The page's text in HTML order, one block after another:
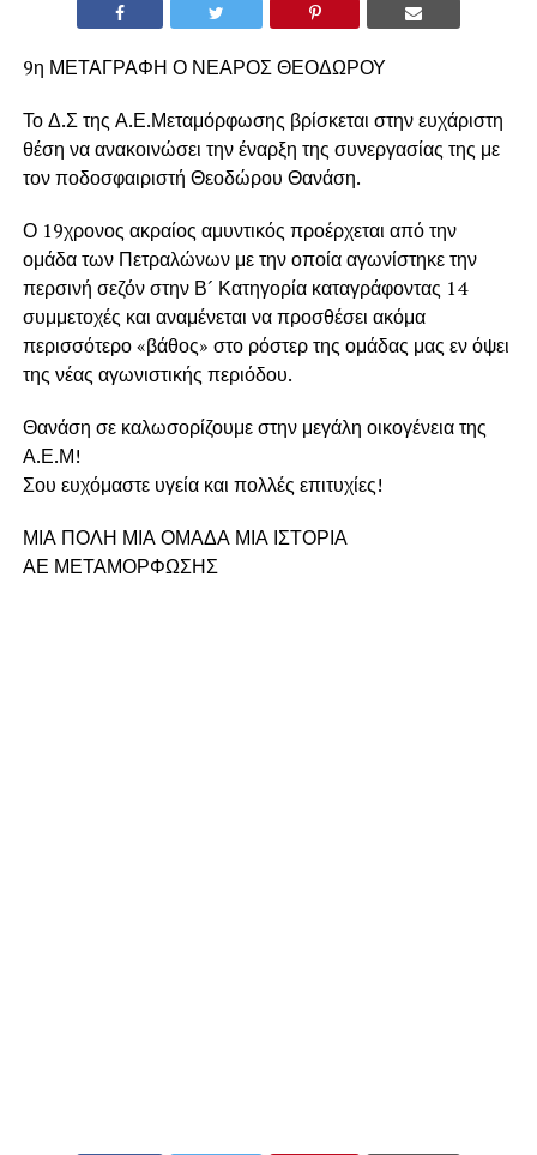
9η ΜΕΤΑΓΡΑΦΗ Ο ΝΕΑΡΟΣ ΘΕΟΔΩΡΟΥ
Το Δ.Σ της Α.Ε.Μεταμόρφωσης βρίσκεται στην ευχάριστη
θέση να ανακοινώσει την έναρξη της συνεργασίας της με
τον ποδοσφαιριστή Θεοδώρου Θανάση.
Ο 19χρονος ακραίος αμυντικός προέρχεται από την
ομάδα των Πετραλώνων με την οποία αγωνίστηκε την
περσινή σεζόν στην Β´ Κατηγορία καταγράφοντας 14
συμμετοχές και αναμένεται να προσθέσει ακόμα
περισσότερο «βάθος» στο ρόστερ της ομάδας μας εν όψει
της νέας αγωνιστικής περιόδου.
Θανάση σε καλωσορίζουμε στην μεγάλη οικογένεια της
Α.Ε.Μ!
Σου ευχόμαστε υγεία και πολλές επιτυχίες!
ΜΙΑ ΠΟΛΗ ΜΙΑ ΟΜΑΔΑ ΜΙΑ ΙΣΤΟΡΙΑ
ΑΕ ΜΕΤΑΜΟΡΦΩΣΗΣ